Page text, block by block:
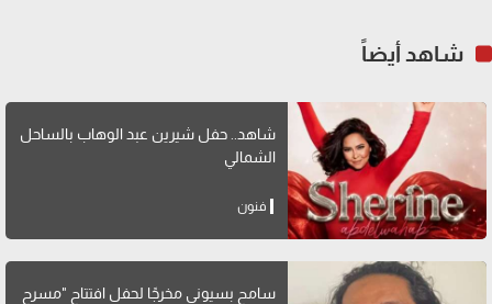
شاهد أيضاً
شاهد.. حفل شيرين عبد الوهاب بالساحل
الشمالي
فنون
سامح بسيوني مخرجًا لحفل افتتاح "مسرح